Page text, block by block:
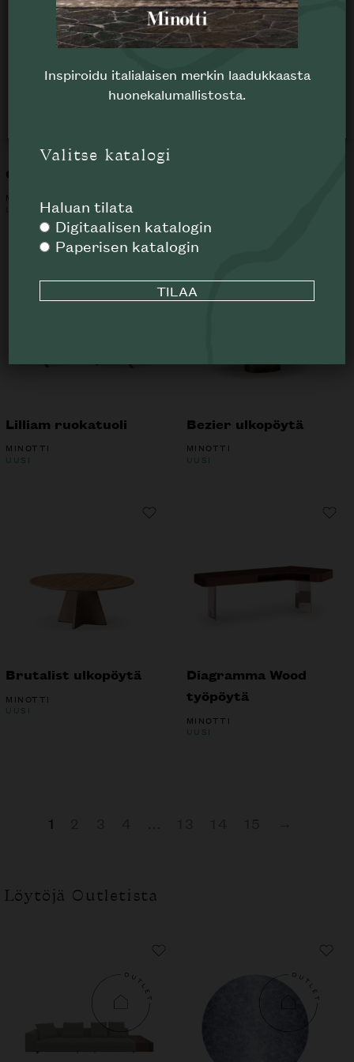
Giulietta ruokatuoli
MINOTTI
Lilliam ruokatuoli
MINOTTI
UUSI
Bezier ulkopöytä
MINOTTI
UUSI
Brutalist ulkopöytä
MINOTTI
UUSI
Diagramma Wood
työpöytä
MINOTTI
UUSI
1
Löytöjä Outletista
Inspiroidu italialaisen merkin laadukkaasta
huonekalumallistosta.
Valitse katalogi
Haluan tilata
Digitaalisen katalogin
Paperisen katalogin
sivuston toiminnallisuuksia ei pystytä suorittamaan.
Jos haluat poistaa joitakin evästeitä käytöstä, käy
evästeasetuksissa.
EVÄSTEASETUKSET HYLKÄÄ